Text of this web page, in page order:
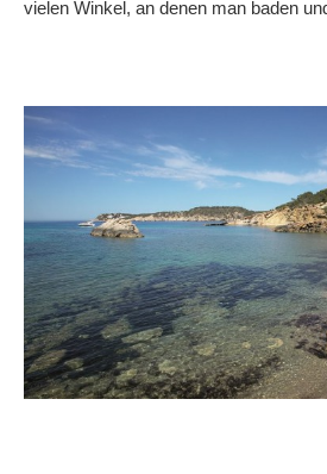
vielen Winkel, an denen man baden